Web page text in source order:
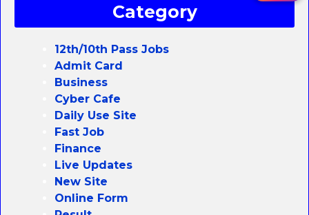
Category
12th/10th Pass Jobs
Admit Card
Business
Cyber Cafe
Daily Use Site
Fast Job
Finance
Live Updates
New Site
Online Form